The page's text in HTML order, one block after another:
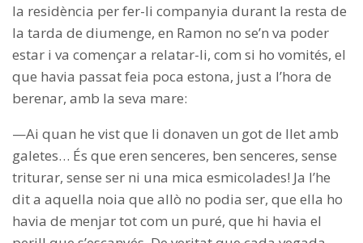
la residència per fer-li companyia durant la resta de
la tarda de diumenge, en Ramon no se’n va poder
estar i va començar a relatar-li, com si ho vomités, el
que havia passat feia poca estona, just a l’hora de
berenar, amb la seva mare:
—Ai quan he vist que li donaven un got de llet amb
galetes… És que eren senceres, ben senceres, sense
triturar, sense ser ni una mica esmicolades! Ja l’he
dit a aquella noia que allò no podia ser, que ella ho
havia de menjar tot com un puré, que hi havia el